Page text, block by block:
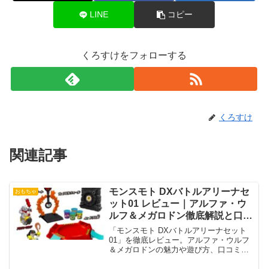
LINE コピー
くろすけをフォローする
くろすけ
関連記事
おもちゃ
モンスモト DXバトルアリーナセ
ット01 レビュー｜アルファ・ウ
ルフ＆メガロドン徹底解説と口コ
ミまとめ
「モンスモト DXバトルアリーナセット
01」を徹底レビュー。アルファ・ウルフ
＆メガロドンの魅力や遊び方、口コミ評